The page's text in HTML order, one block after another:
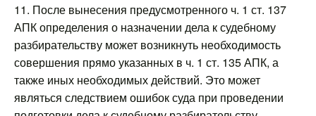
11. После вынесения предусмотренного ч. 1 ст. 137
АПК определения о назначении дела к судебному
разбирательству может возникнуть необходимость
совершения прямо указанных в ч. 1 ст. 135 АПК, а
также иных необходимых действий. Это может
являться следствием ошибок суда при проведении